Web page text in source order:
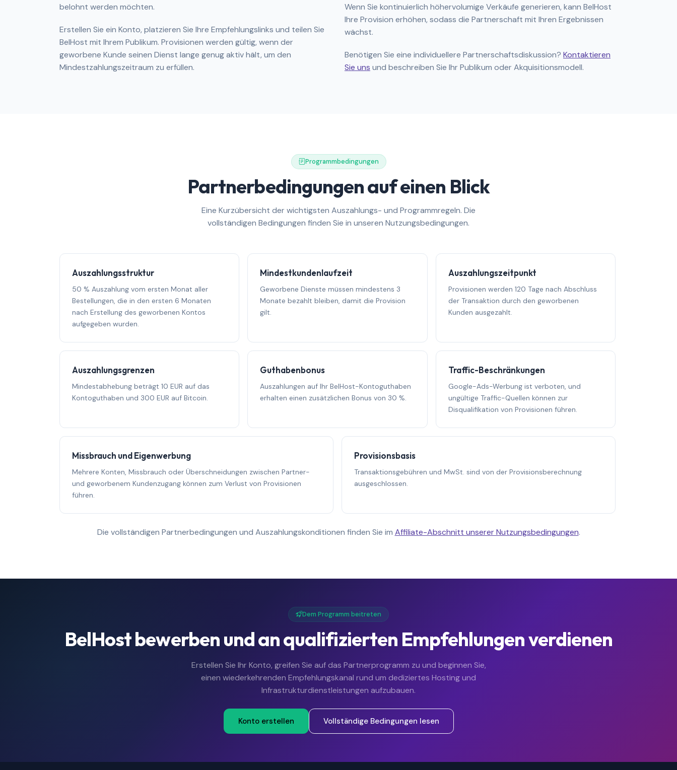
belohnt werden möchten.
Erstellen Sie ein Konto, platzieren Sie Ihre Empfehlungslinks und teilen Sie
BelHost mit Ihrem Publikum. Provisionen werden gültig, wenn der
geworbene Kunde seinen Dienst lange genug aktiv hält, um den
Mindestzahlungszeitraum zu erfüllen.
Wenn Sie kontinuierlich höhervolumige Verkäufe generieren, kann BelHost
Ihre Provision erhöhen, sodass die Partnerschaft mit Ihren Ergebnissen
wächst.
Benötigen Sie eine individuellere Partnerschaftsdiskussion? Kontaktieren
Sie uns und beschreiben Sie Ihr Publikum oder Akquisitionsmodell.
Programmbedingungen
Partnerbedingungen auf einen Blick
Eine Kurzübersicht der wichtigsten Auszahlungs- und Programmregeln. Die
vollständigen Bedingungen finden Sie in unseren Nutzungsbedingungen.
Auszahlungsstruktur
50 % Auszahlung vom ersten Monat aller
Bestellungen, die in den ersten 6 Monaten
nach Erstellung des geworbenen Kontos
aufgegeben wurden.
Mindestkundenlaufzeit
Geworbene Dienste müssen mindestens 3
Monate bezahlt bleiben, damit die Provision
gilt.
Auszahlungszeitpunkt
Provisionen werden 120 Tage nach Abschluss
der Transaktion durch den geworbenen
Kunden ausgezahlt.
Auszahlungsgrenzen
Mindestabhebung beträgt 10 EUR auf das
Kontoguthaben und 300 EUR auf Bitcoin.
Guthabenbonus
Auszahlungen auf Ihr BelHost-Kontoguthaben
erhalten einen zusätzlichen Bonus von 30 %.
Traffic-Beschränkungen
Google-Ads-Werbung ist verboten, und
ungültige Traffic-Quellen können zur
Disqualifikation von Provisionen führen.
Missbrauch und Eigenwerbung
Mehrere Konten, Missbrauch oder Überschneidungen zwischen Partner-
und geworbenem Kundenzugang können zum Verlust von Provisionen
führen.
Provisionsbasis
Transaktionsgebühren und MwSt. sind von der Provisionsberechnung
ausgeschlossen.
Die vollständigen Partnerbedingungen und Auszahlungskonditionen finden Sie im Affiliate-Abschnitt unserer Nutzungsbedingungen.
Dem Programm beitreten
BelHost bewerben und an qualifizierten Empfehlungen verdienen
Erstellen Sie Ihr Konto, greifen Sie auf das Partnerprogramm zu und beginnen Sie,
einen wiederkehrenden Empfehlungskanal rund um dediziertes Hosting und
Infrastrukturdienstleistungen aufzubauen.
Konto erstellen Vollständige Bedingungen lesen